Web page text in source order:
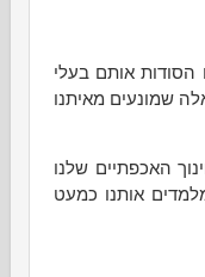
הסודות אותם בעלי
שמונעים מאיתנו
האכפתיים שלנו
אותנו כמעט